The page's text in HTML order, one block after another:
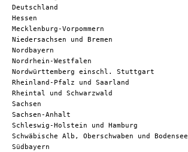
Deutschland
Hessen
Mecklenburg-Vorpommern
Niedersachsen und Bremen
Nordbayern
Nordrhein-Westfalen
Nordwürttemberg einschl. Stuttgart
Rheinland-Pfalz und Saarland
Rheintal und Schwarzwald
Sachsen
Sachsen-Anhalt
Schleswig-Holstein und Hamburg
Schwäbische Alb, Oberschwaben und Bodensee
Südbayern